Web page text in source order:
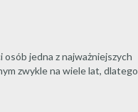
jedna z najważniejszych
zwykle na wiele lat, dlatego